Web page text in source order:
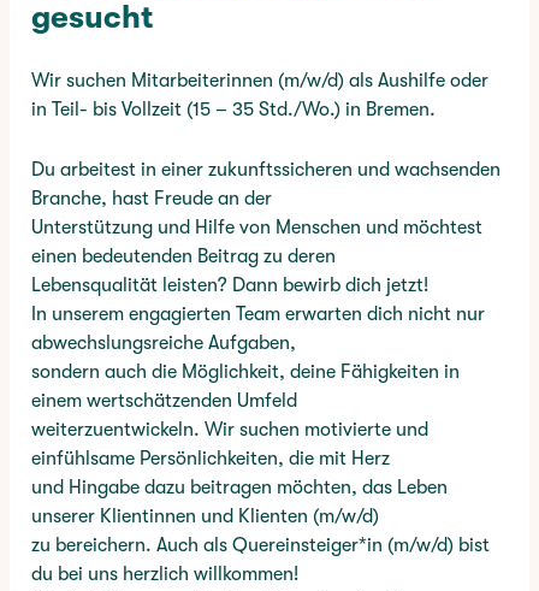
gesucht
Wir suchen Mitarbeiterinnen (m/w/d) als Aushilfe oder
in Teil- bis Vollzeit (15 – 35 Std./Wo.) in Bremen.
Du arbeitest in einer zukunftssicheren und wachsenden
Branche, hast Freude an der
Unterstützung und Hilfe von Menschen und möchtest
einen bedeutenden Beitrag zu deren
Lebensqualität leisten? Dann bewirb dich jetzt!
In unserem engagierten Team erwarten dich nicht nur
abwechslungsreiche Aufgaben,
sondern auch die Möglichkeit, deine Fähigkeiten in
einem wertschätzenden Umfeld
weiterzuentwickeln. Wir suchen motivierte und
einfühlsame Persönlichkeiten, die mit Herz
und Hingabe dazu beitragen möchten, das Leben
unserer Klientinnen und Klienten (m/w/d)
zu bereichern. Auch als Quereinsteiger*in (m/w/d) bist
du bei uns herzlich willkommen!